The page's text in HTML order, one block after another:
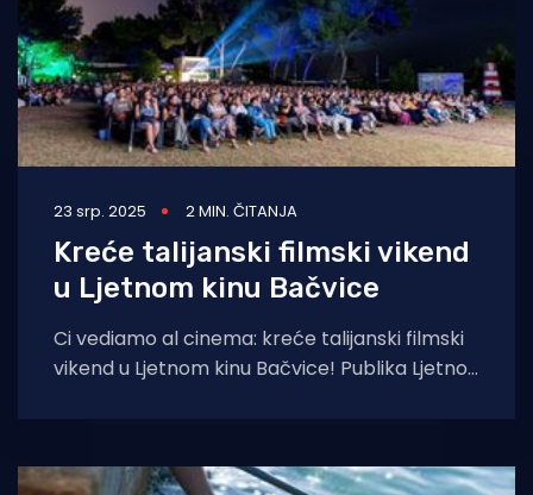
23 srp. 2025 2 MIN. ČITANJA
Kreće talijanski filmski vikend
u Ljetnom kinu Bačvice
Ci vediamo al cinema: kreće talijanski filmski
vikend u Ljetnom kinu Bačvice! Publika Ljetnog